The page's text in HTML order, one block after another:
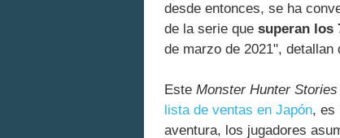
desde entonces, se ha
de la serie que superan los
de marzo de 2021", detallan
Este Monster Hunter
lista de ventas en Japón, es
aventura, los jugadores